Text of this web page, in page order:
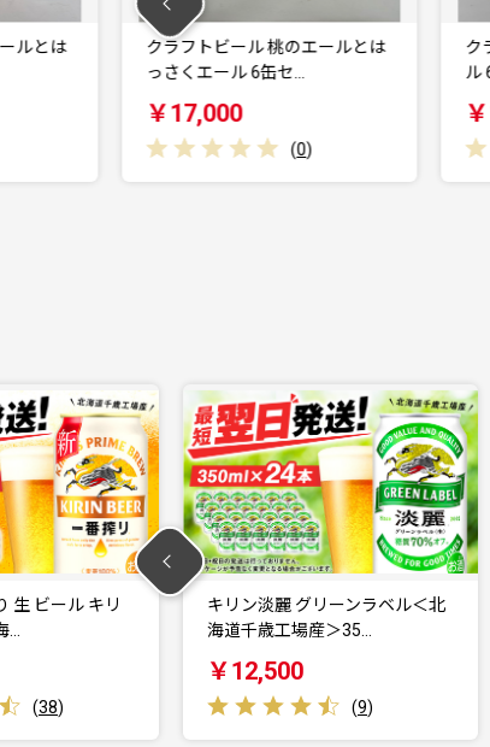
のエールとは
クラフトビール はっさくのエー
ル 6缶【大阪 泉佐…
￥17,000
ンラベル＜北
35…
(9)
キリン一番搾り生ビール＜北海
道千歳工場産＞350m…
￥30,800
(6)